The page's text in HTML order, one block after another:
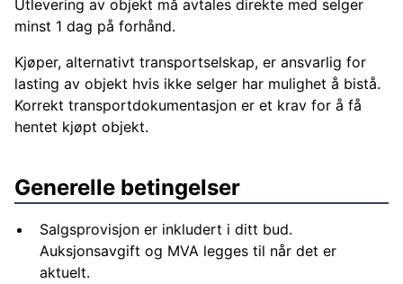
Utlevering av objekt må avtales direkte med selger
minst 1 dag på forhånd.
Kjøper, alternativt transportselskap, er ansvarlig for
lasting av objekt hvis ikke selger har mulighet å bistå.
Korrekt transportdokumentasjon er et krav for å få
hentet kjøpt objekt.
Generelle betingelser
Salgsprovisjon er inkludert i ditt bud.
Auksjonsavgift og MVA legges til når det er
aktuelt.